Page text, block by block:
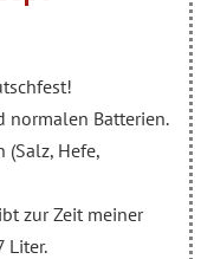
normalen Batterien.
Hefe,
zur Zeit meiner
Liter.